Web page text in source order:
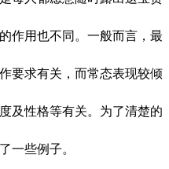
作用也不同。一般而言，最
要求有关，而常态表现较倾
及性格等有关。为了清楚的
一些例子。